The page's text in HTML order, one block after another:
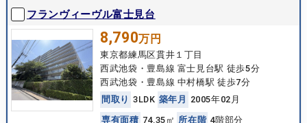
フランヴィーヴル富士見台
8,790万円
東京都練馬区貫井１丁目
西武池袋・豊島線 富士見台駅 徒歩5分
西武池袋・豊島線 中村橋駅 徒歩7分
間 取 り 3LDK 築年 月
2005年02月
専有面積 74.35㎡ 所在 階 4階部分